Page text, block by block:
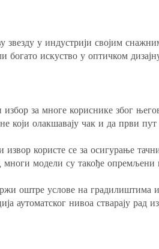
у индустрији својим
искуство у оптичком
за многе кориснике због
који олакшавају чак и да први
користе се за осигурање
модели су такође
оштре услове на градилиштима
аутоматског нивоа стварају рад